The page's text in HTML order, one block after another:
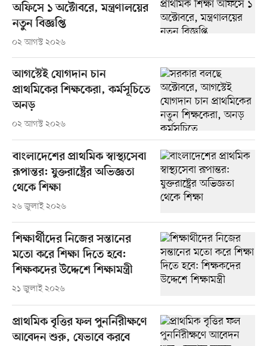
অফিসে ১ অক্টোবরে, মন্ত্রণালয়ের
নতুন বিজ্ঞপ্তি
০২ আগস্ট ২০২৬
আগস্টেই যোগদান চান
প্রাথমিকের শিক্ষকেরা, কর্মসূচিতে
অনড়
০২ আগস্ট ২০২৬
বাংলাদেশের প্রাথমিক স্বাস্থ্যসেবা
রূপান্তর: যুক্তরাষ্ট্রের অভিজ্ঞতা
থেকে শিক্ষা
২৬ জুলাই ২০২৬
শিক্ষার্থীদের নিজের সন্তানের
মতো করে শিক্ষা দিতে হবে:
শিক্ষকদের উদ্দেশে শিক্ষামন্ত্রী
২১ জুলাই ২০২৬
প্রাথমিক বৃত্তির ফল পুনর্নিরীক্ষণে
আবেদন শুরু, যেভাবে করবে